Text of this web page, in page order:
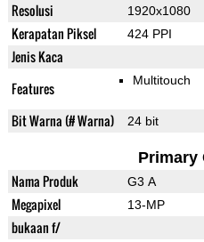
Resolusi 1920x1080
Kerapatan Piksel 424 PPI
Jenis Kaca
Features Multitouch
Bit Warna (# Warna) 24 bit
Primary
Nama Produk G3 A
Megapixel 13-MP
bukaan f/